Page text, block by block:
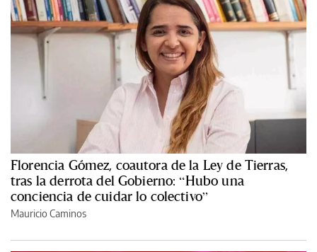
Florencia Gómez, coautora de la Ley de Tierras,
tras la derrota del Gobierno: “Hubo una
conciencia de cuidar lo colectivo”
Mauricio Caminos